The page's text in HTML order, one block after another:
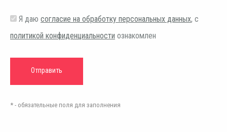
Я даю согласие на обработку персональных данных, с
политикой конфиденциальности ознакомлен
* - обязательные поля для заполнения